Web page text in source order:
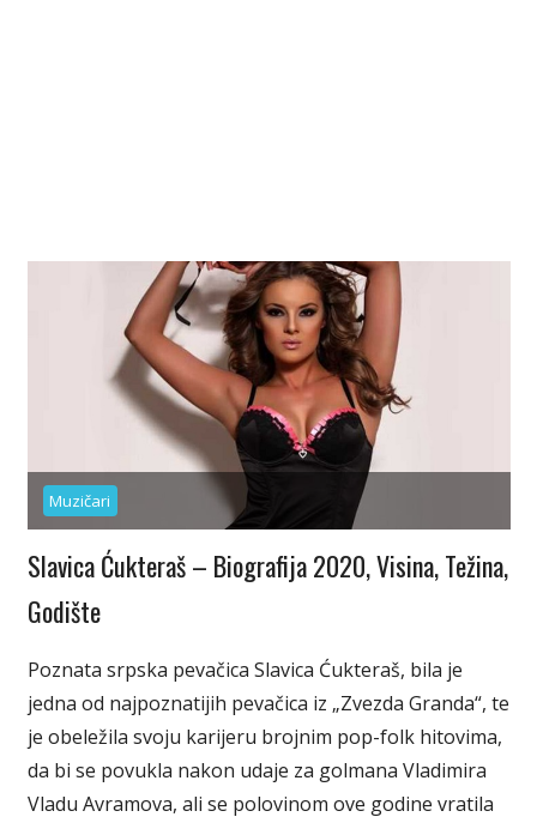
Muzičari
Slavica Ćukteraš – Biografija 2020, Visina, Težina,
Godište
Poznata srpska pevačica Slavica Ćukteraš, bila je
jedna od najpoznatijih pevačica iz „Zvezda Granda“, te
je obeležila svoju karijeru brojnim pop-folk hitovima,
da bi se povukla nakon udaje za golmana Vladimira
Vladu Avramova, ali se polovinom ove godine vratila